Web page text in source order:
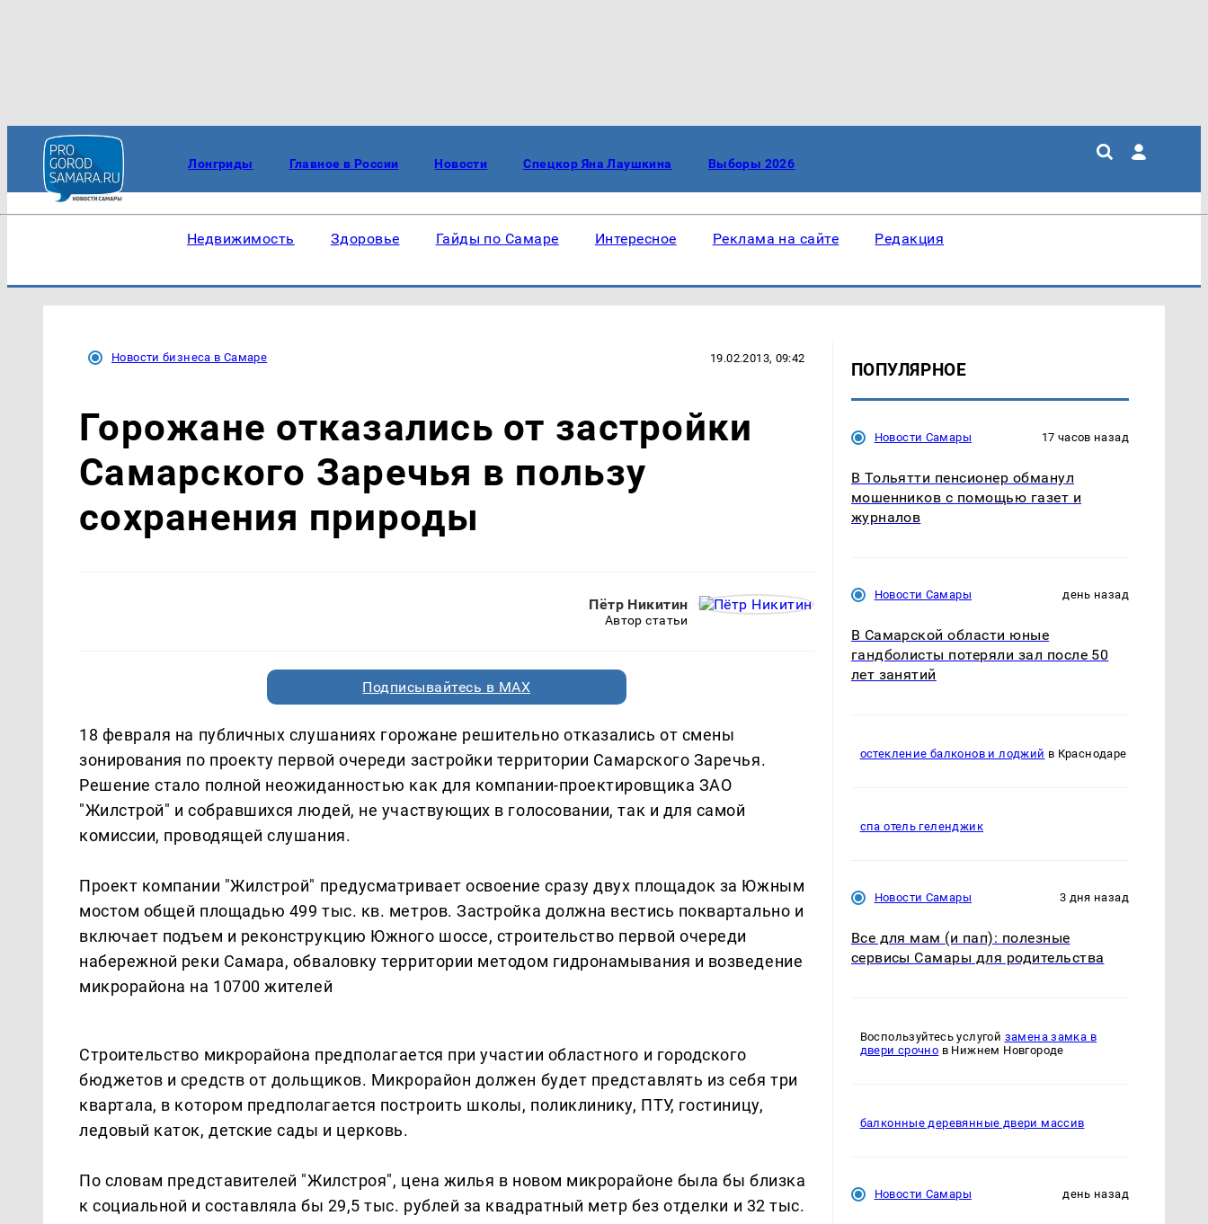
Лонгриды Главное в России Новости Спецкор Яна Лаушкина Выборы 2026
Недвижимость Здоровье Гайды по Самаре Интересное Реклама на сайте Редакция
Новости бизнеса в Самаре 19.02.2013, 09:42
Горожане отказались от застройки
Самарского Заречья в пользу
сохранения природы
Пётр Никитин
Автор статьи
Подписывайтесь в MAX
18 февраля на публичных слушаниях горожане решительно отказались от смены
зонирования по проекту первой очереди застройки территории Самарского Заречья.
Решение стало полной неожиданностью как для компании-проектировщика ЗАО
"Жилстрой" и собравшихся людей, не участвующих в голосовании, так и для самой
комиссии, проводящей слушания.
Проект компании "Жилстрой" предусматривает освоение сразу двух площадок за Южным
мостом общей площадью 499 тыс. кв. метров. Застройка должна вестись поквартально и
включает подъем и реконструкцию Южного шоссе, строительство первой очереди
набережной реки Самара, обваловку территории методом гидронамывания и возведение
микрорайона на 10700 жителей
Строительство микрорайона предполагается при участии областного и городского
бюджетов и средств от дольщиков. Микрорайон должен будет представлять из себя три
квартала, в котором предполагается построить школы, поликлинику, ПТУ, гостиницу,
ледовый каток, детские сады и церковь.
По словам представителей "Жилстроя", цена жилья в новом микрорайоне была бы близка
к социальной и составляла бы 29,5 тыс. рублей за квадратный метр без отделки и 32 тыс.
ПОПУЛЯРНОЕ
Новости Самары 17 часов назад
В Тольятти пенсионер обманул
мошенников с помощью газет и
журналов
Новости Самары день назад
В Самарской области юные
гандболисты потеряли зал после 50
лет занятий
остекление балконов и лоджий в Краснодаре
спа отель геленджик
Новости Самары 3 дня назад
Все для мам (и пап): полезные
сервисы Самары для родительства
Воспользуйтесь услугой замена замка в
двери срочно в Нижнем Новгороде
балконные деревянные двери массив
Новости Самары день назад